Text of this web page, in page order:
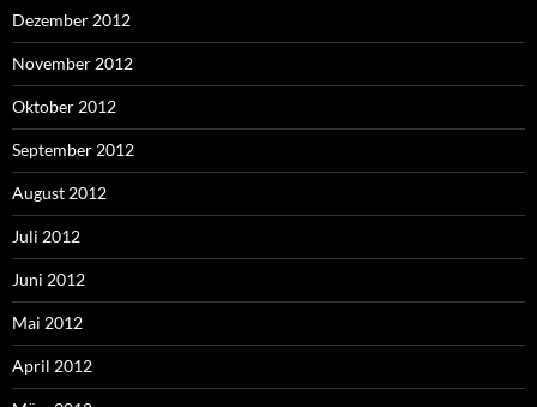
Dezember 2012
November 2012
Oktober 2012
September 2012
August 2012
Juli 2012
Juni 2012
Mai 2012
April 2012